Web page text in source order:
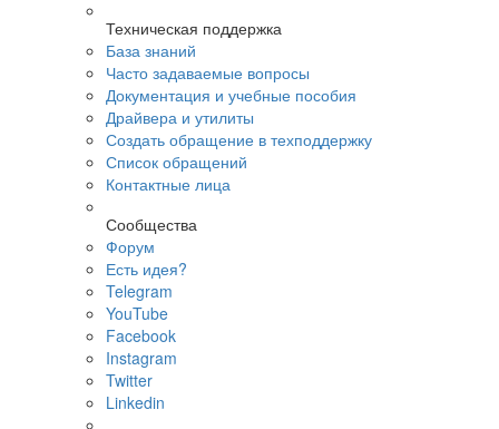
Техническая поддержка
База знаний
Часто задаваемые вопросы
Документация и учебные пособия
Драйвера и утилиты
Создать обращение в техподдержку
Список обращений
Контактные лица
Сообщества
Форум
Есть идея?
Telegram
YouTube
Facebook
Instagram
Twitter
Linkedin